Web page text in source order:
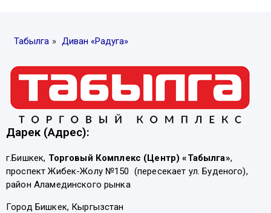
Табылга » Диван «Радуга»
Дарек (Адрес):
г.Бишкек, Торговый Комплекс (Центр) «Табылга»,
проспект Жибек-Жолу №150 (пересекает ул. Буденого),
район Аламединского рынка
Город Бишкек, Кыргызстан